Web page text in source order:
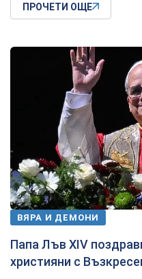
ПРОЧЕТИ ОЩЕ
ВЯРА И ДЕМОНИ
Папа Лъв XIV
християни с